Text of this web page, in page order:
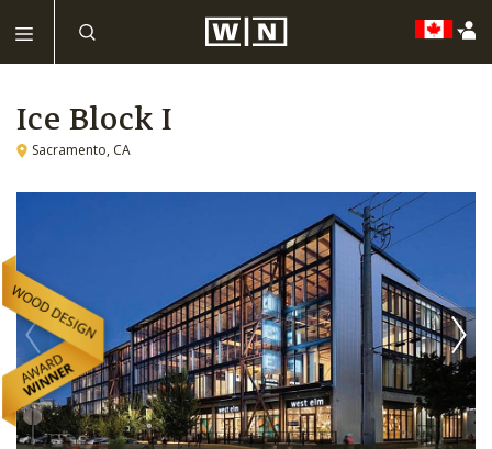
Ice Block I
Sacramento, CA